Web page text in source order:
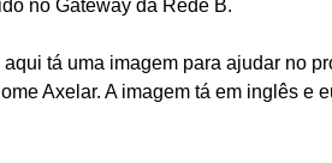
no Gateway da Rede B.
tá uma imagem para ajudar no
Axelar. A imagem tá em inglês e